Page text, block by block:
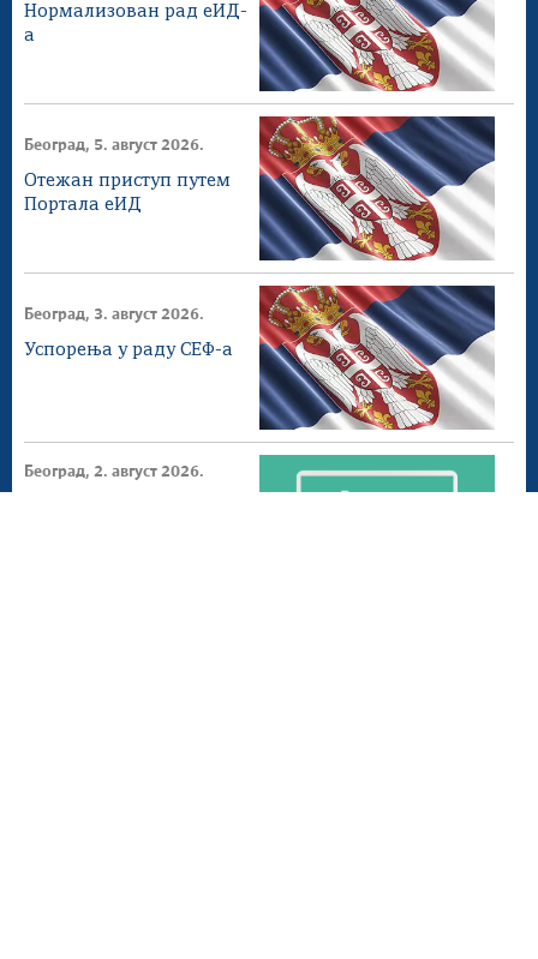
Нормализован рад еИД-
а
Београд, 5. август 2026.
Отежан приступ путем
Портала еИД
Београд, 3. август 2026.
Успорења у раду СЕФ-а
Београд, 2. август 2026.